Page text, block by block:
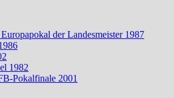
der Landesmeister 1987
1982
Pokalfinale 2001